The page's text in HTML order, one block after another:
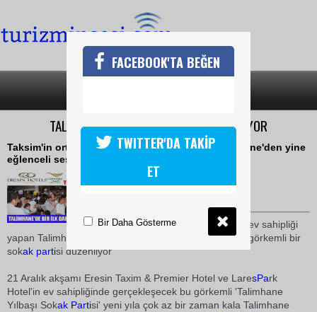
TALİMHANE,SOKAK PARTİSİ İLE ŞENLENİYOR
Taksim'in orta yerinde eğlencenin merkezi Talimhane'den yine
eğlenceli sesler yükselecek
22 Aralık 2009 / 09:57
Bir çok şenliğe ve karnavala ev sahipliği
yapan Talimhane bu sefer de yaklaşan yeni yıl öncesi görkemli bir
sokak partisi düzenliyor
21 Aralık akşamı Eresin Taxim & Premier Hotel ve LaresPark
Hotel'in ev sahipliğinde gerçekleşecek bu görkemli 'Talimhane
Yılbaşı Sokak Partisi' yeni yıla çok az bir zaman kala Talimhane
FACEBOOK'TA BEĞEN
TWITTER'DA TAKİP
ET
Bir Daha Gösterme